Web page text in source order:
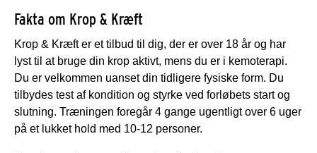
Fakta om Krop & Kræft
Krop & Kræft er et tilbud til dig, der er over 18 år og har
lyst til at bruge din krop aktivt, mens du er i kemoterapi.
Du er velkommen uanset din tidligere fysiske form. Du
tilbydes test af kondition og styrke ved forløbets start og
slutning. Træningen foregår 4 gange ugentligt over 6 uger
på et lukket hold med 10-12 personer.